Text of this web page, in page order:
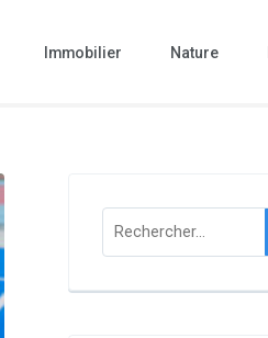
Immobilier Nature
Rechercher :